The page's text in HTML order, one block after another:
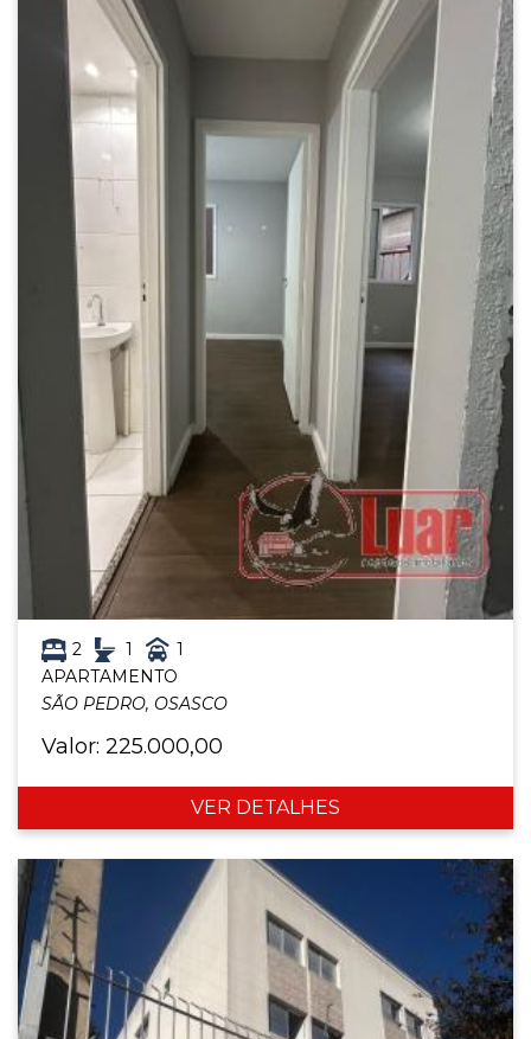
2 1
1
APARTAMENTO
SÃO PEDRO, OSASCO
Valor: 225.000,00
VER DETALHES